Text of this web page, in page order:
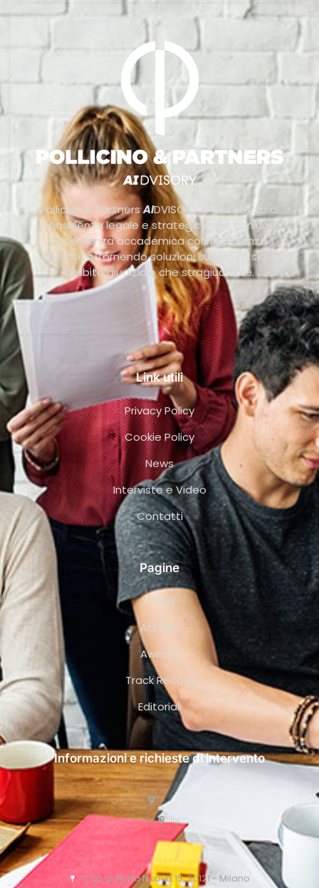
Pollicino & PartnersAIDVISORY è uno studio di
consulenza legale e strategica che coniuga
l’eccellenza accademica con l’efficienza
operativa, fornendo soluzioni su misura sia in
ambito giudiziale che stragiudiziale.
Link utili
Privacy Policy
Cookie Policy
News
Interviste e Video
Contatti
Pagine
Team
Attività
Awards
Track Record
Editoriali
Informazioni e richieste di intervento
C.so di Porta Nuova 15, 20121 - Milano